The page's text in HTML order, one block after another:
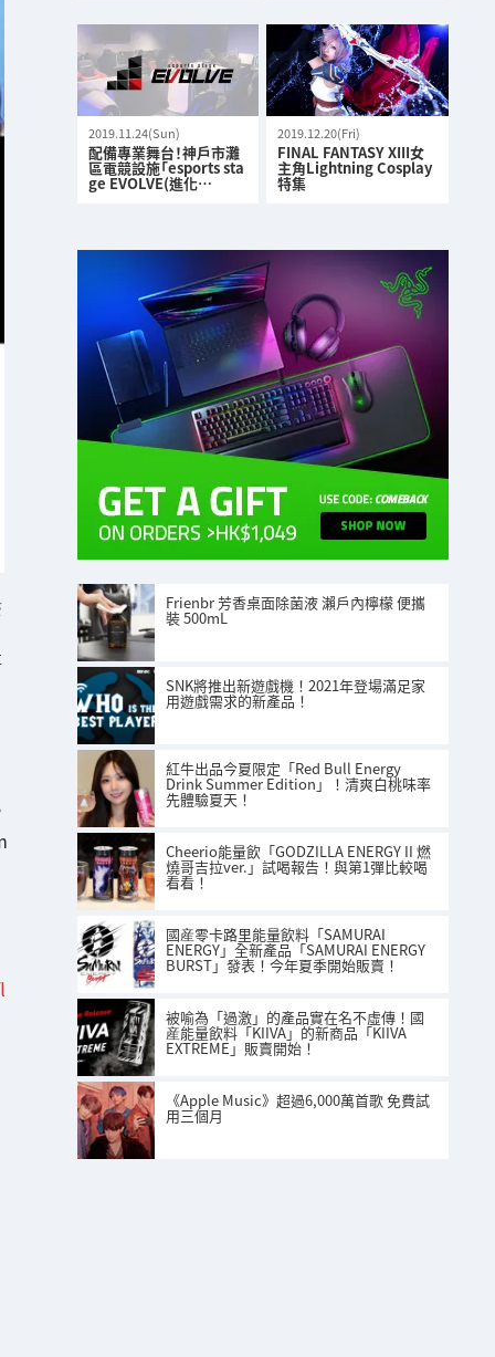
2019.11.24(Sun)
配備專業舞台！神戶市灘
區電競設施「esports sta
ge EVOLVE(進化…
2019.12.20(Fri)
FINAL FANTASY XIII女
主角Lightning Cosplay
特集
Frienbr 芳香桌面除菌液 瀨戶內檸檬 便攜
裝 500mL
SNK將推出新遊戲機！2021年登場滿足家
用遊戲需求的新產品！
紅牛出品今夏限定「Red Bull Energy
Drink Summer Edition」！清爽白桃味率
先體驗夏天！
Cheerio能量飲「GODZILLA ENERGY II 燃
燒哥吉拉ver.」試喝報告！與第1彈比較喝
看看！
國産零卡路里能量飲料「SAMURAI
ENERGY」全新產品「SAMURAI ENERGY
BURST」發表！今年夏季開始販賣！
被喻為「過激」的產品實在名不虛傳！國
産能量飲料「KIIVA」的新商品「KIIVA
EXTREME」販賣開始！
《Apple Music》超過6,000萬首歌 免費試
用三個月